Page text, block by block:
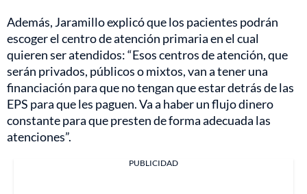
Además, Jaramillo explicó que los pacientes podrán
escoger el centro de atención primaria en el cual
quieren ser atendidos: “Esos centros de atención, que
serán privados, públicos o mixtos, van a tener una
financiación para que no tengan que estar detrás de las
EPS para que les paguen. Va a haber un flujo dinero
constante para que presten de forma adecuada las
atenciones”.
PUBLICIDAD